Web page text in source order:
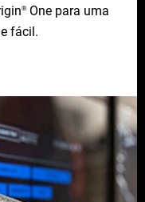
® One para uma
fácil.